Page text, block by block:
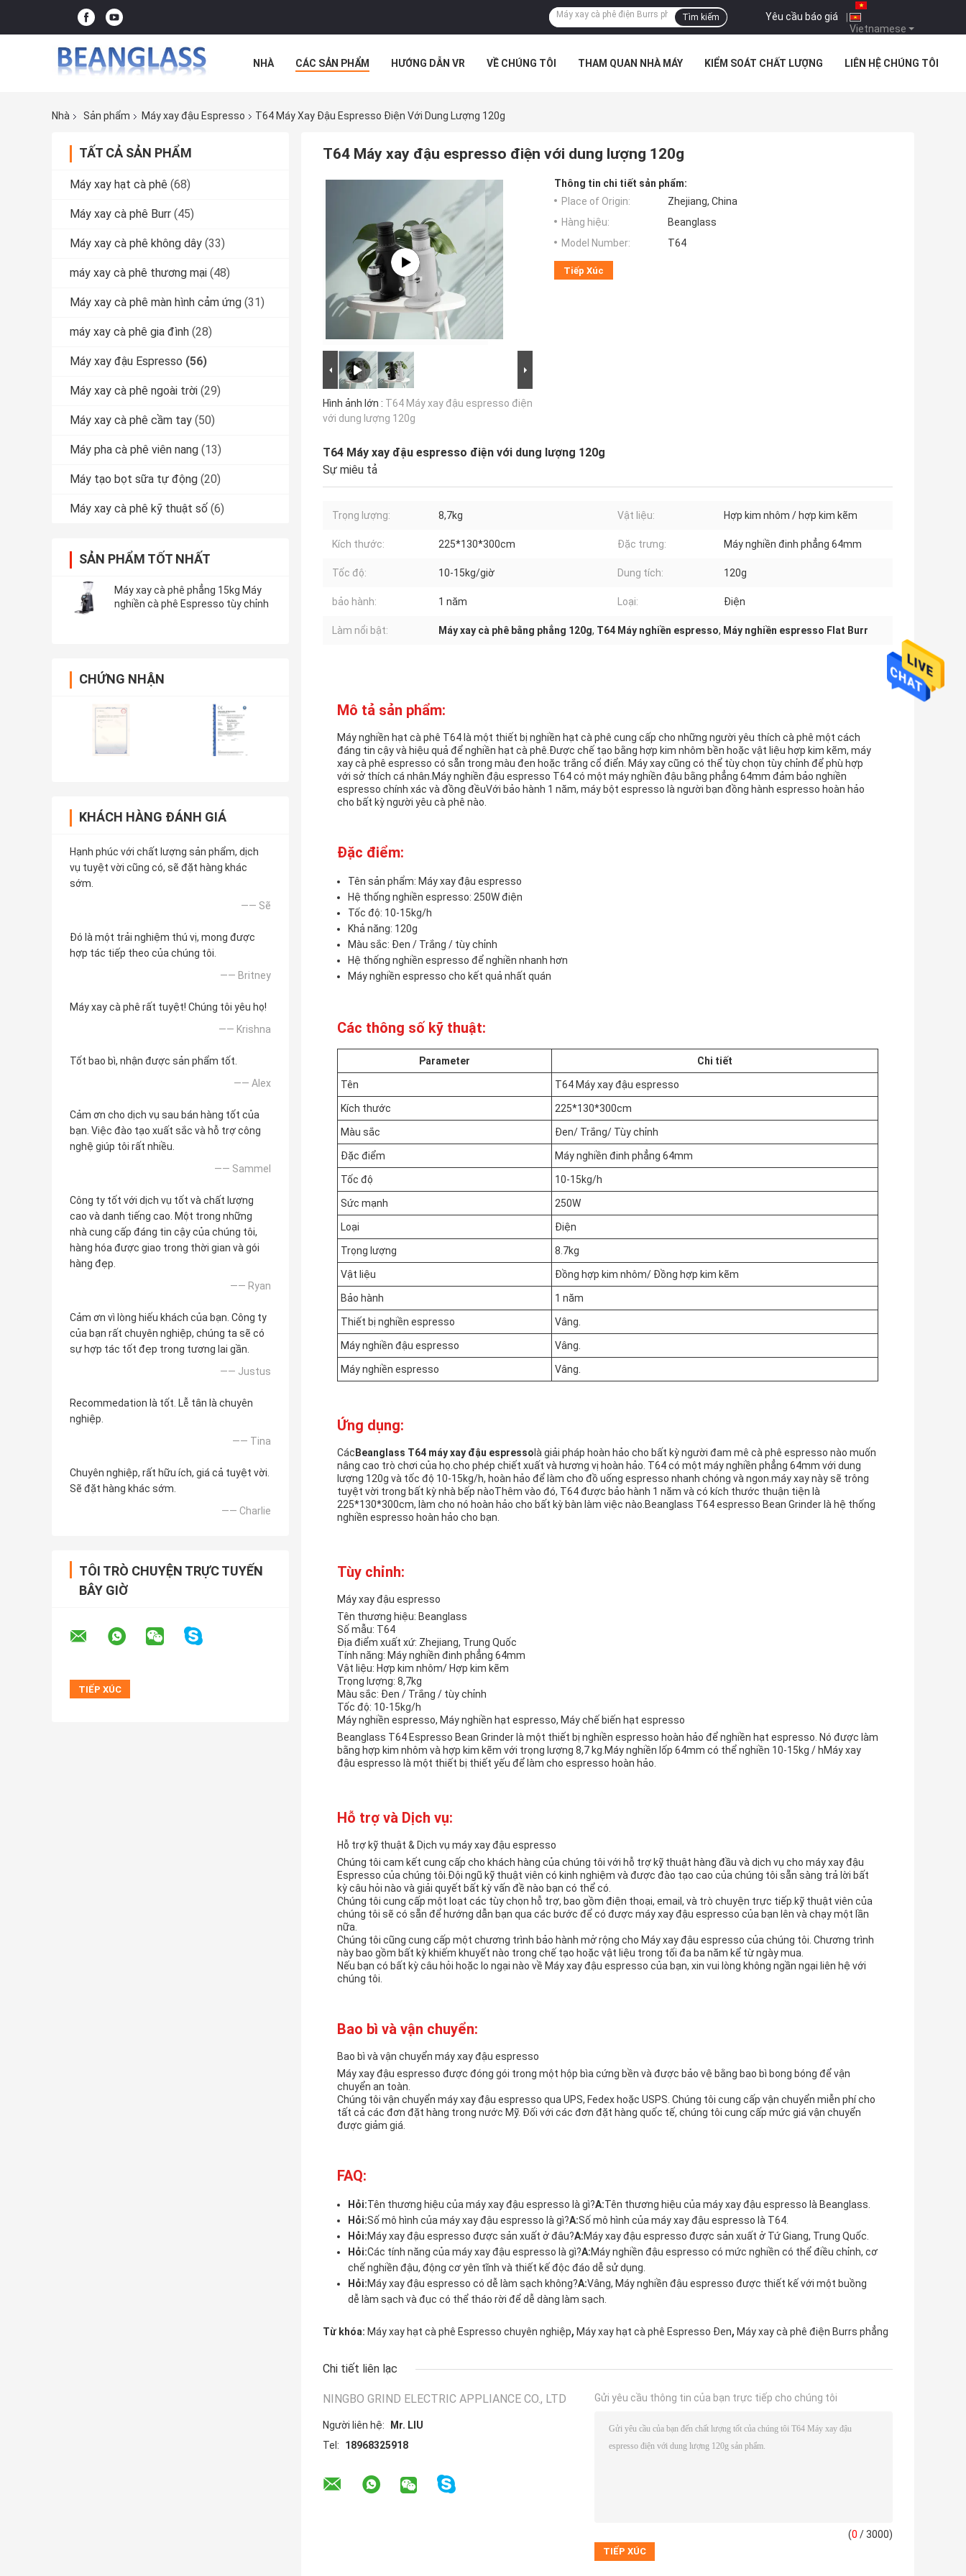
Vietnamese
Yêu cầu báo giá |
Tìm kiếm
NHÀ CÁC SẢN PHẨM HƯỚNG DẪN VR VỀ CHÚNG TÔI THAM QUAN NHÀ MÁY KIỂM SOÁT CHẤT LƯỢNG LIÊN HỆ CHÚNG TÔI
Nhà
Sản phẩm Máy xay đậu Espresso T64 Máy Xay Đậu Espresso Điện Với Dung Lượng 120g
TẤT CẢ SẢN PHẨM
Máy xay hạt cà phê (68)
Máy xay cà phê Burr (45)
Máy xay cà phê không dây (33)
máy xay cà phê thương mại (48)
Máy xay cà phê màn hình cảm ứng (31)
máy xay cà phê gia đình (28)
Máy xay đậu Espresso (56)
Máy xay cà phê ngoài trời (29)
Máy xay cà phê cầm tay (50)
Máy pha cà phê viên nang (13)
Máy tạo bọt sữa tự động (20)
Máy xay cà phê kỹ thuật số (6)
SẢN PHẨM TỐT NHẤT
Máy xay cà phê phẳng 15kg Máy
nghiền cà phê Espresso tùy chỉnh
CHỨNG NHẬN
KHÁCH HÀNG ĐÁNH GIÁ
Hạnh phúc với chất lượng sản phẩm, dịch
vụ tuyệt vời cũng có, sẽ đặt hàng khác
sớm.
—— Sẽ
Đó là một trải nghiệm thú vị, mong được
hợp tác tiếp theo của chúng tôi.
—— Britney
Máy xay cà phê rất tuyệt! Chúng tôi yêu họ!
—— Krishna
Tốt bao bì, nhận được sản phẩm tốt.
—— Alex
Cảm ơn cho dịch vụ sau bán hàng tốt của
bạn. Việc đào tạo xuất sắc và hỗ trợ công
nghệ giúp tôi rất nhiều.
—— Sammel
Công ty tốt với dịch vụ tốt và chất lượng
cao và danh tiếng cao. Một trong những
nhà cung cấp đáng tin cậy của chúng tôi,
hàng hóa được giao trong thời gian và gói
hàng đẹp.
—— Ryan
Cảm ơn vì lòng hiếu khách của bạn. Công ty
của bạn rất chuyên nghiệp, chúng ta sẽ có
sự hợp tác tốt đẹp trong tương lai gần.
—— Justus
Recommedation là tốt. Lễ tân là chuyên
nghiệp.
—— Tina
Chuyên nghiệp, rất hữu ích, giá cả tuyệt vời.
Sẽ đặt hàng khác sớm.
—— Charlie
TÔI TRÒ CHUYỆN TRỰC TUYẾN
BÂY GIỜ
T64 Máy xay đậu espresso điện với dung lượng 120g
Hình ảnh lớn : T64 Máy xay đậu espresso điện
với dung lượng 120g
Thông tin chi tiết sản phẩm:
Place of Origin:
Zhejiang, China
Hàng hiệu:
Beanglass
Model Number:
T64
Tiếp Xúc
T64 Máy xay đậu espresso điện với dung lượng 120g
Sự miêu tả
Trọng lượng: 8,7kg Vật liệu: Hợp kim nhôm / hợp kim kẽm
Kích thước: 225*130*300cm Đặc trưng: Máy nghiền đinh phẳng 64mm
Tốc độ: 10-15kg/giờ Dung tích: 120g
bảo hành: 1 năm Loại: Điện
Làm nổi bật: Máy xay cà phê bằng phẳng 120g, T64 Máy nghiền espresso, Máy nghiền espresso Flat Burr
Mô tả sản phẩm:
Máy nghiền hạt cà phê T64 là một thiết bị nghiền hạt cà phê cung cấp cho những người yêu thích cà phê một cách
đáng tin cậy và hiệu quả để nghiền hạt cà phê.Được chế tạo bằng hợp kim nhôm bền hoặc vật liệu hợp kim kẽm, máy
xay cà phê espresso có sẵn trong màu đen hoặc trắng cổ điển. Máy xay cũng có thể tùy chọn tùy chỉnh để phù hợp
với sở thích cá nhân.Máy nghiền đậu espresso T64 có một máy nghiền đậu bằng phẳng 64mm đảm bảo nghiền
espresso chính xác và đồng đềuVới bảo hành 1 năm, máy bột espresso là người bạn đồng hành espresso hoàn hảo
cho bất kỳ người yêu cà phê nào.
Đặc điểm:
Tên sản phẩm: Máy xay đậu espresso
Hệ thống nghiền espresso: 250W điện
Tốc độ: 10-15kg/h
Khả năng: 120g
Màu sắc: Đen / Trắng / tùy chỉnh
Hệ thống nghiền espresso để nghiền nhanh hơn
Máy nghiền espresso cho kết quả nhất quán
Các thông số kỹ thuật:
Parameter Chi tiết
Tên T64 Máy xay đậu espresso
Kích thước 225*130*300cm
Màu sắc Đen/ Trắng/ Tùy chỉnh
Đặc điểm Máy nghiền đinh phẳng 64mm
Tốc độ 10-15kg/h
Sức mạnh 250W
Loại Điện
Trọng lượng 8.7kg
Vật liệu Đồng hợp kim nhôm/ Đồng hợp kim kẽm
Bảo hành 1 năm
Thiết bị nghiền espresso Vâng.
Máy nghiền đậu espresso Vâng.
Máy nghiền espresso Vâng.
Ứng dụng:
Các Beanglass T64 máy xay đậu espresso là giải pháp hoàn hảo cho bất kỳ người đam mê cà phê espresso nào muốn
nâng cao trò chơi của họ.cho phép chiết xuất và hương vị hoàn hảo. T64 có một máy nghiền phẳng 64mm với dung
lượng 120g và tốc độ 10-15kg/h, hoàn hảo để làm cho đồ uống espresso nhanh chóng và ngon.máy xay này sẽ trông
tuyệt vời trong bất kỳ nhà bếp nàoThêm vào đó, T64 được bảo hành 1 năm và có kích thước thuận tiện là
225*130*300cm, làm cho nó hoàn hảo cho bất kỳ bàn làm việc nào.Beanglass T64 espresso Bean Grinder là hệ thống
nghiền espresso hoàn hảo cho bạn.
Tùy chỉnh:
Máy xay đậu espresso
Tên thương hiệu: Beanglass
Số mẫu: T64
Địa điểm xuất xứ: Zhejiang, Trung Quốc
Tính năng: Máy nghiền đinh phẳng 64mm
Vật liệu: Hợp kim nhôm/ Hợp kim kẽm
Trọng lượng: 8,7kg
Màu sắc: Đen / Trắng / tùy chỉnh
Tốc độ: 10-15kg/h
Máy nghiền espresso, Máy nghiền hạt espresso, Máy chế biến hạt espresso
Beanglass T64 Espresso Bean Grinder là một thiết bị nghiền espresso hoàn hảo để nghiền hạt espresso. Nó được làm
bằng hợp kim nhôm và hợp kim kẽm với trọng lượng 8,7 kg.Máy nghiền lốp 64mm có thể nghiền 10-15kg / hMáy xay
đậu espresso là một thiết bị thiết yếu để làm cho espresso hoàn hảo.
Hỗ trợ và Dịch vụ:
Hỗ trợ kỹ thuật & Dịch vụ máy xay đậu espresso
Chúng tôi cam kết cung cấp cho khách hàng của chúng tôi với hỗ trợ kỹ thuật hàng đầu và dịch vụ cho máy xay đậu
Espresso của chúng tôi.Đội ngũ kỹ thuật viên có kinh nghiệm và được đào tạo cao của chúng tôi sẵn sàng trả lời bất
kỳ câu hỏi nào và giải quyết bất kỳ vấn đề nào bạn có thể có.
Chúng tôi cung cấp một loạt các tùy chọn hỗ trợ, bao gồm điện thoại, email, và trò chuyện trực tiếp.kỹ thuật viên của
chúng tôi sẽ có sẵn để hướng dẫn bạn qua các bước để có được máy xay đậu espresso của bạn lên và chạy một lần
nữa.
Chúng tôi cũng cung cấp một chương trình bảo hành mở rộng cho Máy xay đậu espresso của chúng tôi. Chương trình
này bao gồm bất kỳ khiếm khuyết nào trong chế tạo hoặc vật liệu trong tối đa ba năm kể từ ngày mua.
Nếu bạn có bất kỳ câu hỏi hoặc lo ngại nào về Máy xay đậu espresso của bạn, xin vui lòng không ngần ngại liên hệ với
chúng tôi.
Bao bì và vận chuyển:
Bao bì và vận chuyển máy xay đậu espresso
Máy xay đậu espresso được đóng gói trong một hộp bìa cứng bền và được bảo vệ bằng bao bì bong bóng để vận
chuyển an toàn.
Chúng tôi vận chuyển máy xay đậu espresso qua UPS, Fedex hoặc USPS. Chúng tôi cung cấp vận chuyển miễn phí cho
tất cả các đơn đặt hàng trong nước Mỹ. Đối với các đơn đặt hàng quốc tế, chúng tôi cung cấp mức giá vận chuyển
được giảm giá.
FAQ:
Hỏi:Tên thương hiệu của máy xay đậu espresso là gì?A:Tên thương hiệu của máy xay đậu espresso là Beanglass.
Hỏi:Số mô hình của máy xay đậu espresso là gì?A:Số mô hình của máy xay đậu espresso là T64.
Hỏi:Máy xay đậu espresso được sản xuất ở đâu?A:Máy xay đậu espresso được sản xuất ở Tứ Giang, Trung Quốc.
Hỏi:Các tính năng của máy xay đậu espresso là gì?A:Máy nghiền đậu espresso có mức nghiền có thể điều chỉnh, cơ
chế nghiền đậu, động cơ yên tĩnh và thiết kế độc đáo dễ sử dụng.
Hỏi:Máy xay đậu espresso có dễ làm sạch không?A:Vâng, Máy nghiền đậu espresso được thiết kế với một buồng
dễ làm sạch và đục có thể tháo rời để dễ dàng làm sạch.
Từ khóa: Máy xay hạt cà phê Espresso chuyên nghiệp, Máy xay hạt cà phê Espresso Đen, Máy xay cà phê điện Burrs phẳng
Chi tiết liên lạc
NINGBO GRIND ELECTRIC APPLIANCE CO., LTD
Người liên hệ:
Mr. LIU
Tel:
18968325918
Gửi yêu cầu thông tin của bạn trực tiếp cho chúng tôi
(0 / 3000)